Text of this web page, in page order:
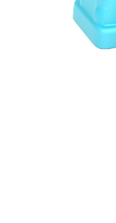
Jucarii dentitie
Jucarii Senzoriale
Teatru de papusi
Tempera și acuarele